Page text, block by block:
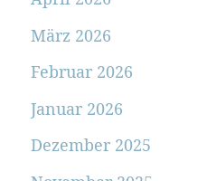
März 2026
Februar 2026
Januar 2026
Dezember 2025